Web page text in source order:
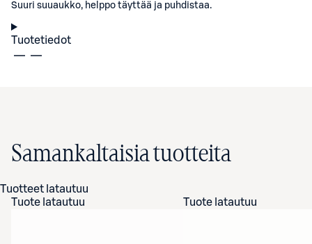
Suuri suuaukko, helppo täyttää ja puhdistaa.
Tuotetiedot
Samankaltaisia tuotteita
Tuotteet latautuu
Tuote latautuu
Tuote latautuu